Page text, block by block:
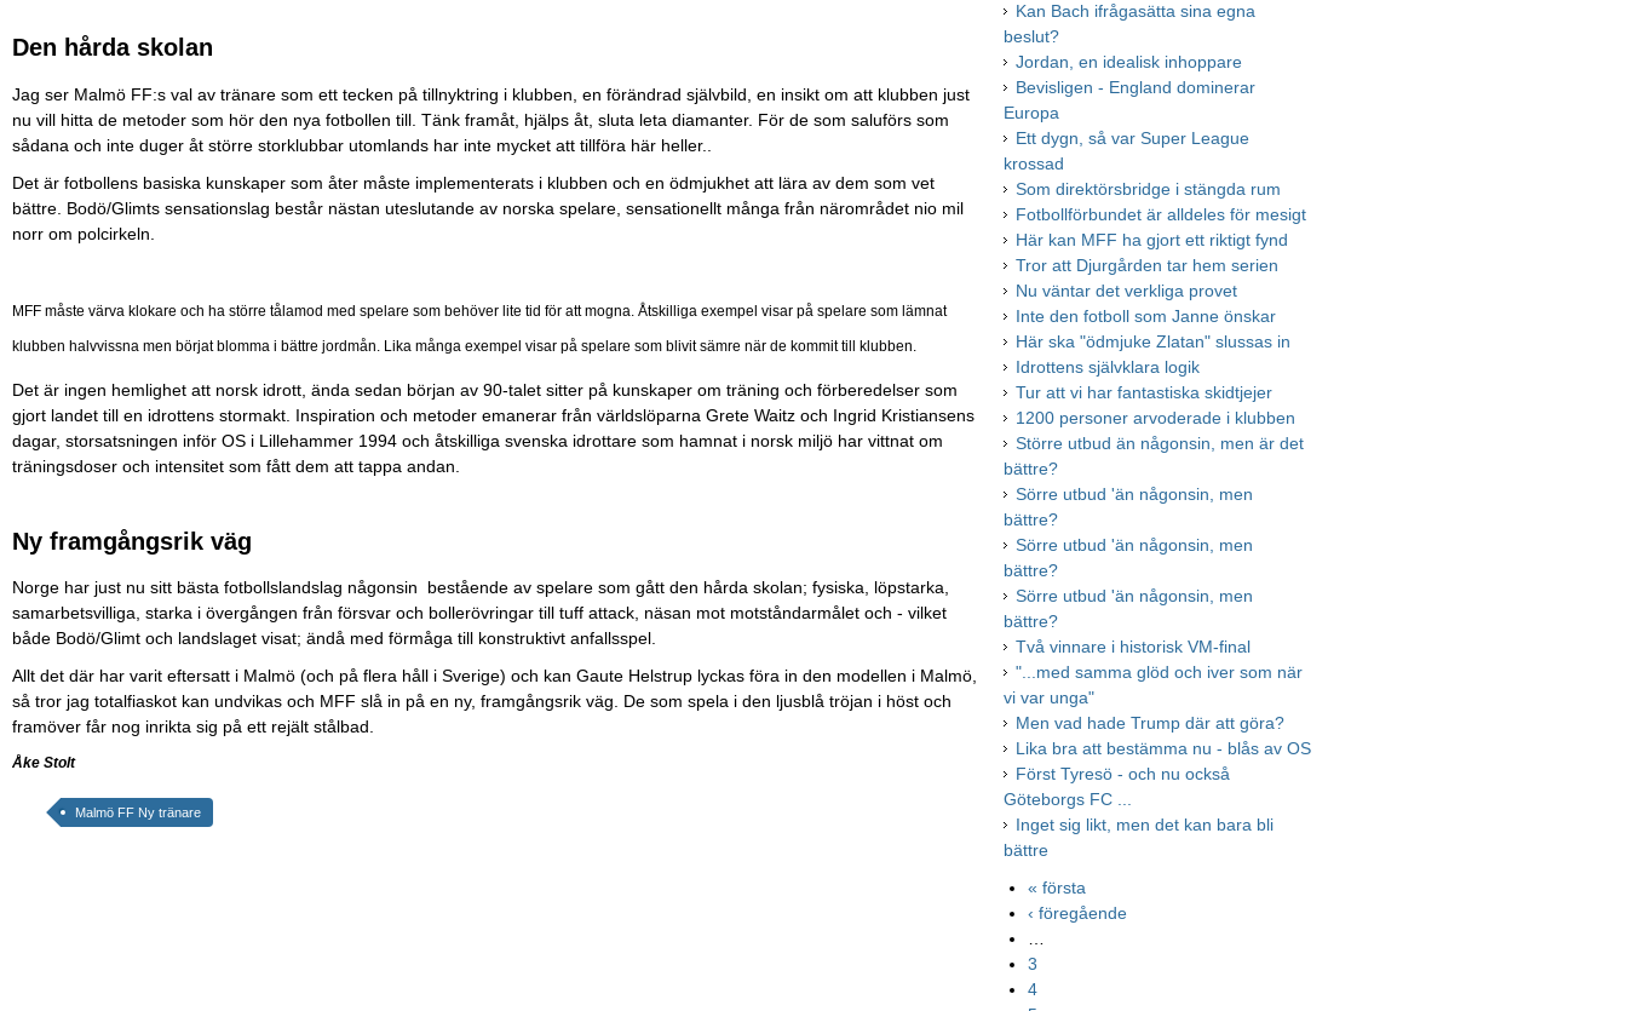
Den hårda skolan
Jag ser Malmö FF:s val av tränare som ett tecken på tillnyktring i klubben, en förändrad självbild, en insikt om att klubben just
nu vill hitta de metoder som hör den nya fotbollen till. Tänk framåt, hjälps åt, sluta leta diamanter. För de som saluförs som
sådana och inte duger åt större storklubbar utomlands har inte mycket att tillföra här heller..
Det är fotbollens basiska kunskaper som åter måste implementerats i klubben och en ödmjukhet att lära av dem som vet
bättre. Bodö/Glimts sensationslag består nästan uteslutande av norska spelare, sensationellt många från närområdet nio mil
norr om polcirkeln.
MFF måste värva klokare och ha större tålamod med spelare som behöver lite tid för att mogna. Åtskilliga exempel visar på spelare som lämnat
klubben halvvissna men börjat blomma i bättre jordmån. Lika många exempel visar på spelare som blivit sämre när de kommit till klubben.
Det är ingen hemlighet att norsk idrott, ända sedan början av 90-talet sitter på kunskaper om träning och förberedelser som
gjort landet till en idrottens stormakt. Inspiration och metoder emanerar från världslöparna Grete Waitz och Ingrid Kristiansens
dagar, storsatsningen inför OS i Lillehammer 1994 och åtskilliga svenska idrottare som hamnat i norsk miljö har vittnat om
träningsdoser och intensitet som fått dem att tappa andan.
Ny framgångsrik väg
Norge har just nu sitt bästa fotbollslandslag någonsin bestående av spelare som gått den hårda skolan; fysiska, löpstarka,
samarbetsvilliga, starka i övergången från försvar och bollerövringar till tuff attack, näsan mot motståndarmålet och - vilket
både Bodö/Glimt och landslaget visat; ändå med förmåga till konstruktivt anfallsspel.
Allt det där har varit eftersatt i Malmö (och på flera håll i Sverige) och kan Gaute Helstrup lyckas föra in den modellen i Malmö,
så tror jag totalfiaskot kan undvikas och MFF slå in på en ny, framgångsrik väg. De som spela i den ljusblå tröjan i höst och
framöver får nog inrikta sig på ett rejält stålbad.
Åke Stolt
Malmö FF Ny tränare
Kan Bach ifrågasätta sina egna
beslut?
Jordan, en idealisk inhoppare
Bevisligen - England dominerar
Europa
Ett dygn, så var Super League
krossad
Som direktörsbridge i stängda rum
Fotbollförbundet är alldeles för mesigt
Här kan MFF ha gjort ett riktigt fynd
Tror att Djurgården tar hem serien
Nu väntar det verkliga provet
Inte den fotboll som Janne önskar
Här ska "ödmjuke Zlatan" slussas in
Idrottens självklara logik
Tur att vi har fantastiska skidtjejer
1200 personer arvoderade i klubben
Större utbud än någonsin, men är det
bättre?
Sörre utbud 'än någonsin, men
bättre?
Sörre utbud 'än någonsin, men
bättre?
Sörre utbud 'än någonsin, men
bättre?
Två vinnare i historisk VM-final
"...med samma glöd och iver som när
vi var unga"
Men vad hade Trump där att göra?
Lika bra att bestämma nu - blås av OS
Först Tyresö - och nu också
Göteborgs FC ...
Inget sig likt, men det kan bara bli
bättre
« första
‹ föregående
…
3
4